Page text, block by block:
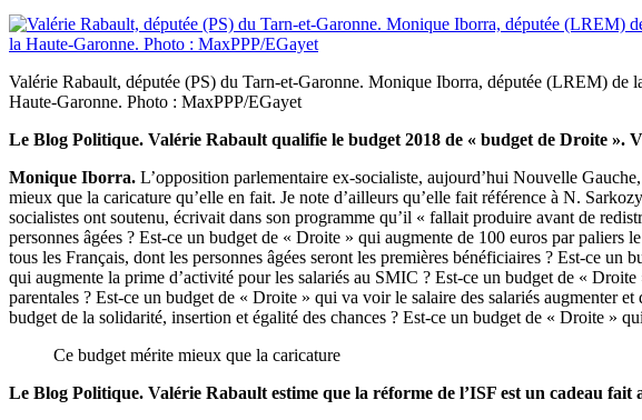
Valérie Rabault, députée (PS) du Tarn-et-Garonne. Monique Iborra, députée (LREM) de
Haute-Garonne. Photo : MaxPPP/EGayet
Le Blog Politique. Valérie Rabault qualifie le budget 2018 de « budget de Droite ».
Monique Iborra. L’opposition parlementaire ex-socialiste, aujourd’hui Nouvelle
mieux que la caricature qu’elle en fait. Je note d’ailleurs qu’elle fait référence à N.
socialistes ont soutenu, écrivait dans son programme qu’il « fallait produire avant de
personnes âgées ? Est-ce un budget de « Droite » qui augmente de 100 euros par
tous les Français, dont les personnes âgées seront les premières bénéficiaires ? Est-ce
qui augmente la prime d’activité pour les salariés au SMIC ? Est-ce un budget de «
parentales ? Est-ce un budget de « Droite » qui va voir le salaire des salariés augmenter
budget de la solidarité, insertion et égalité des chances ? Est-ce un budget de « Droite »
Ce budget mérite mieux que la caricature
Le Blog Politique. Valérie Rabault estime que la réforme de l’ISF est un cadeau fait